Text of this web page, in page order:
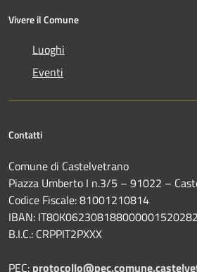
Vivere il Comune
Luoghi
Eventi
Contatti
Comune di Castelvetrano
Piazza Umberto I n.3/5 – 91022 –
Codice Fiscale: 81001210814
IBAN:
B.I.C.: CRPPIT2PXXX
PEC: